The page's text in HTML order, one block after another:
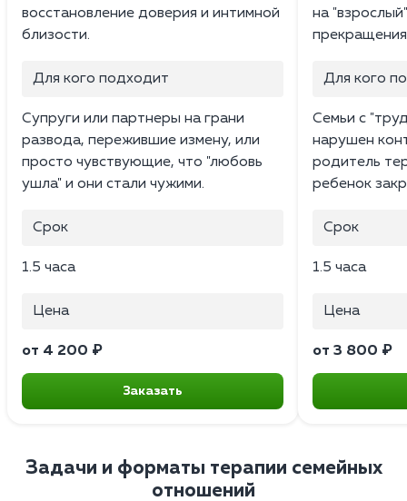
восстановление доверия и интимной
близости.
Для кого подходит
Супруги или партнеры на грани
развода, пережившие измену, или
просто чувствующие, что "любовь
ушла" и они стали чужими.
Срок
1.5 часа
Цена
от 4 200 ₽
Заказать
на
Для кого
Семьи с
нарушен
родитель
ребенок
Срок
1.5 часа
Цена
от 3 800 ₽
Задачи и форматы терапии семейных
отношений